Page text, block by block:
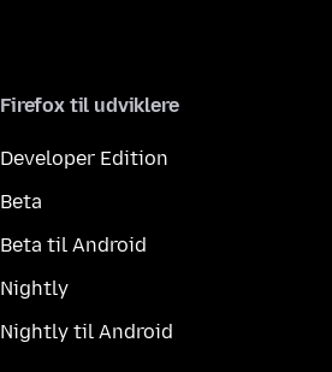
Firefox til udviklere
Developer Edition
Beta
Beta til Android
Nightly
Nightly til Android